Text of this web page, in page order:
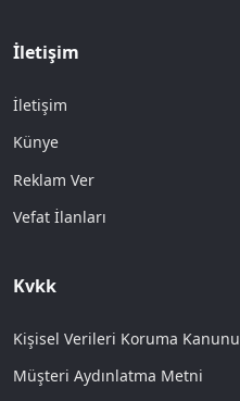
İletişim
İletişim
Künye
Reklam Ver
Vefat İlanları
Kvkk
Kişisel Verileri Koruma Kanunu
Müşteri Aydınlatma Metni